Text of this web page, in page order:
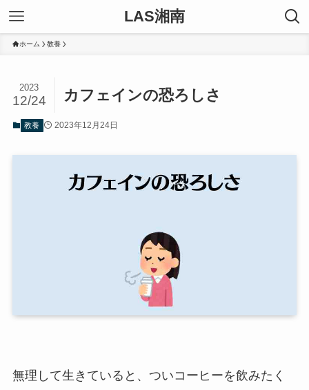
LAS湘南
ホーム 教養
カフェインの恐ろしさ
2023
12/24
教養 2023年12月24日
無理して生きていると、ついコーヒーを飲みたく